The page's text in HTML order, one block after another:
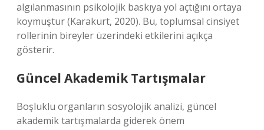
algılanmasının psikolojik baskıya yol açtığını ortaya
koymuştur (Karakurt, 2020). Bu, toplumsal cinsiyet
rollerinin bireyler üzerindeki etkilerini açıkça
gösterir.
Güncel Akademik Tartışmalar
Boşluklu organların sosyolojik analizi, güncel
akademik tartışmalarda giderek önem